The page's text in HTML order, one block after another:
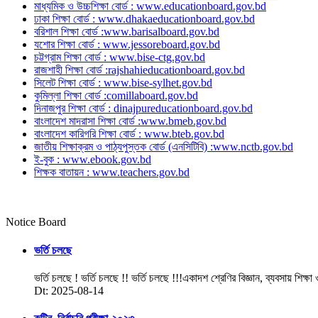
মাধ্যমিক ও উচ্চশিক্ষা বোর্ড : www.educationboard.gov.bd
ঢাকা শিক্ষা বোর্ড : www.dhakaeducationboard.gov.bd
বরিশাল শিক্ষা বোর্ড :www.barisalboard.gov.bd
যশোর শিক্ষা বোর্ড : www.jessoreboard.gov.bd
চট্টগ্রাম শিক্ষা বোর্ড : www.bise-ctg.gov.bd
রাজশাহী শিক্ষা বোর্ড :rajshahieducationboard.gov.bd
সিলেট শিক্ষা বোর্ড : www.bise-sylhet.gov.bd
কুমিল্লা শিক্ষা বোর্ড :comillaboard.gov.bd
দিনাজপুর শিক্ষা বোর্ড : dinajpureducationboard.gov.bd
বাংলাদেশ মাদরাসা শিক্ষা বোর্ড :www.bmeb.gov.bd
বাংলাদেশ কারিগরি শিক্ষা বোর্ড : www.bteb.gov.bd
জাতীয় শিক্ষাক্রম ও পাঠ্যপুস্তক বোর্ড (এনসিটিবি) :www.nctb.gov.bd
ই-বুক : www.ebook.gov.bd
শিক্ষক বাতায়ন : www.teachers.gov.bd
Notice Board
ভর্তি চলছে
ভর্তি চলছে ! ভর্তি চলছে !! ভর্তি চলছে !!!একাদশ শ্রেণির বিজ্ঞান, ব্যবসায়
Dt: 2025-08-14